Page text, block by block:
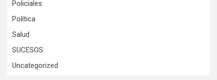
Policiales
Política
Salud
SUCESOS
Uncategorized